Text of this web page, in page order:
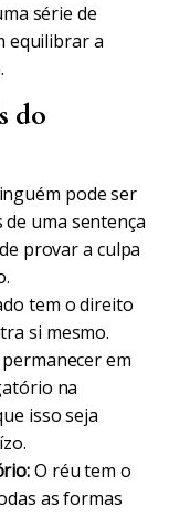
série de
equilibrar a
do
pode ser
uma sentença
provar a culpa
tem o direito
si mesmo.
em
na
isso seja
O réu tem o
as formas